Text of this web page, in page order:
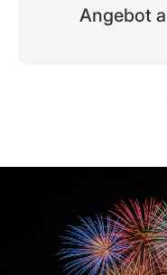
Angebot
Typische